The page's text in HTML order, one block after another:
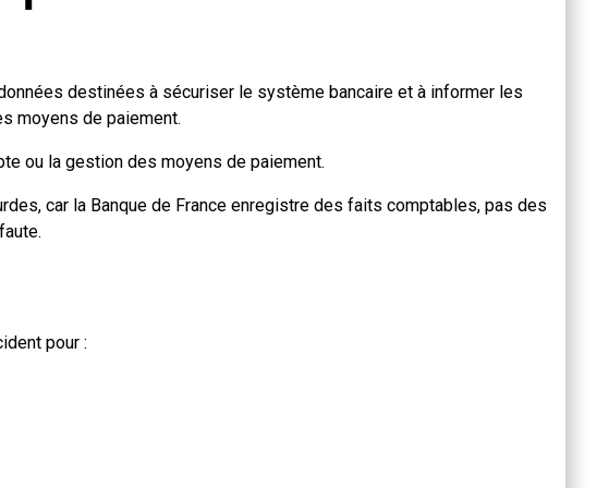
destinées à sécuriser le système bancaire et à informer les
moyens de paiement.
ou la gestion des moyens de paiement.
car la Banque de France enregistre des faits comptables, pas des
pour :